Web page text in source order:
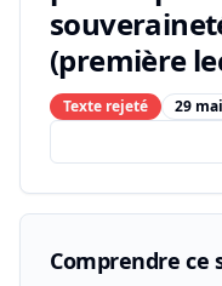
(première
Texte rejeté 29
Comprendre ce